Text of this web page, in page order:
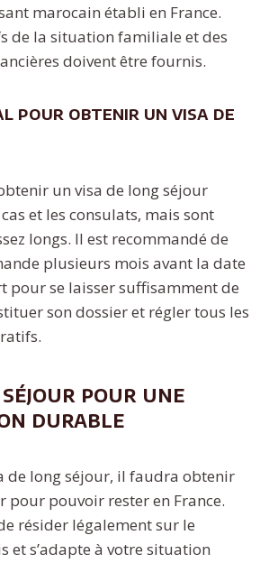
marocain établi en France.
de la situation familiale et des
doivent être fournis.
pour obtenir un visa de
un visa de long séjour
et les consulats, mais sont
longs. Il est recommandé de
plusieurs mois avant la date
pour se laisser suffisamment de
son dossier et régler tous les
pour une
durable
de long séjour, il faudra obtenir
pour pouvoir rester en France.
résider légalement sur le
et s’adapte à votre situation